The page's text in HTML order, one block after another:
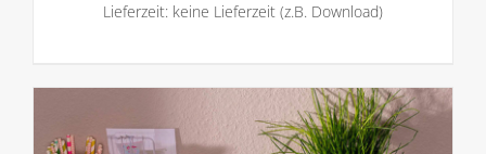
Lieferzeit: keine Lieferzeit (z.B. Download)